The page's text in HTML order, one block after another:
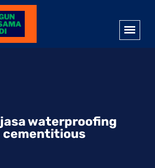
jasa waterproofing
cementitious